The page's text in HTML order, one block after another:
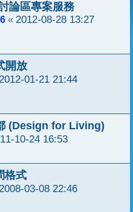
論區專案服務
« 2012-08-28 13:27
開放
01-21 21:44
(Design for Living)
10-24 16:53
格式
03-08 22:46